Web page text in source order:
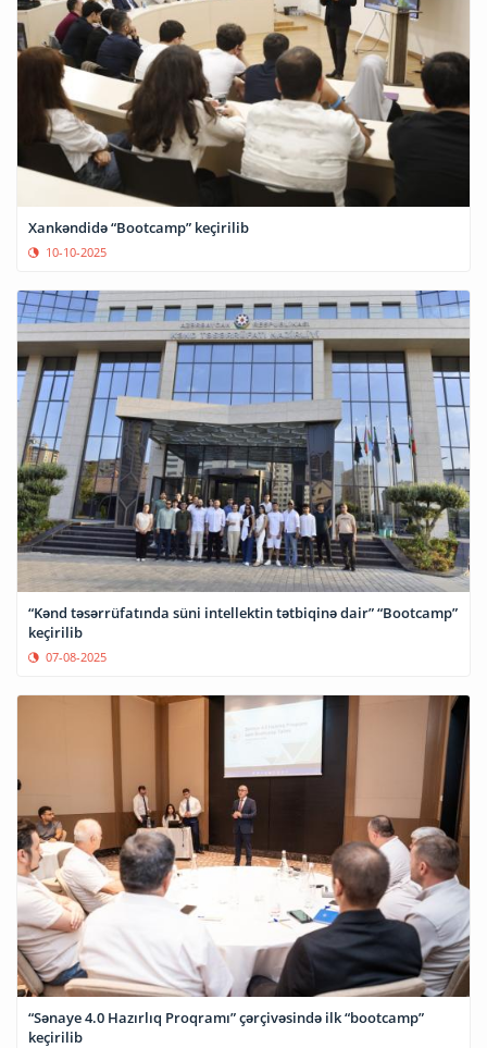
Xankəndidə “Bootcamp” keçirilib
10-10-2025
“Kənd təsərrüfatında süni intellektin tətbiqinə dair” “Bootcamp”
keçirilib
07-08-2025
“Sənaye 4.0 Hazırlıq Proqramı” çərçivəsində ilk “bootcamp”
keçirilib